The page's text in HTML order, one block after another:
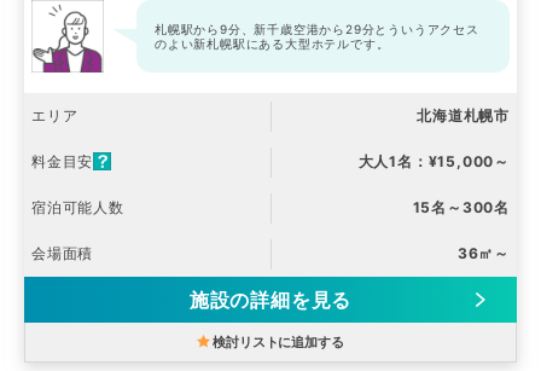
札幌駅から9分、新千歳空港から29分とういうアクセス
のよい新札幌駅にある大型ホテルです。
エリア 北海道札幌市
料金目安 大人1名：¥15,000～
宿泊可能人数 15名～300名
会場面積 36㎡～
施設の詳細を見る
検討リストに追加する